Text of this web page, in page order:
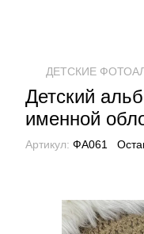
ДЕТСКИЕ
Детский
именной
Артикул: ФА061